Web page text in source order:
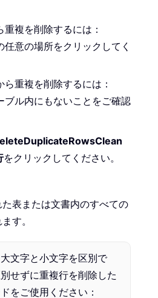
.ScreenUpdating
As Long
As String
= targetTable.Rows
dic
dic
. Add rowText
If
複を削除するには：
意の場所をクリックしてく
重複を削除するには：
ブル内にもないことをご確認
をクリックしてください。
表または文書内のすべての
す。
文字と小文字を区別で
せずに重複行を削除した
をご使用ください：